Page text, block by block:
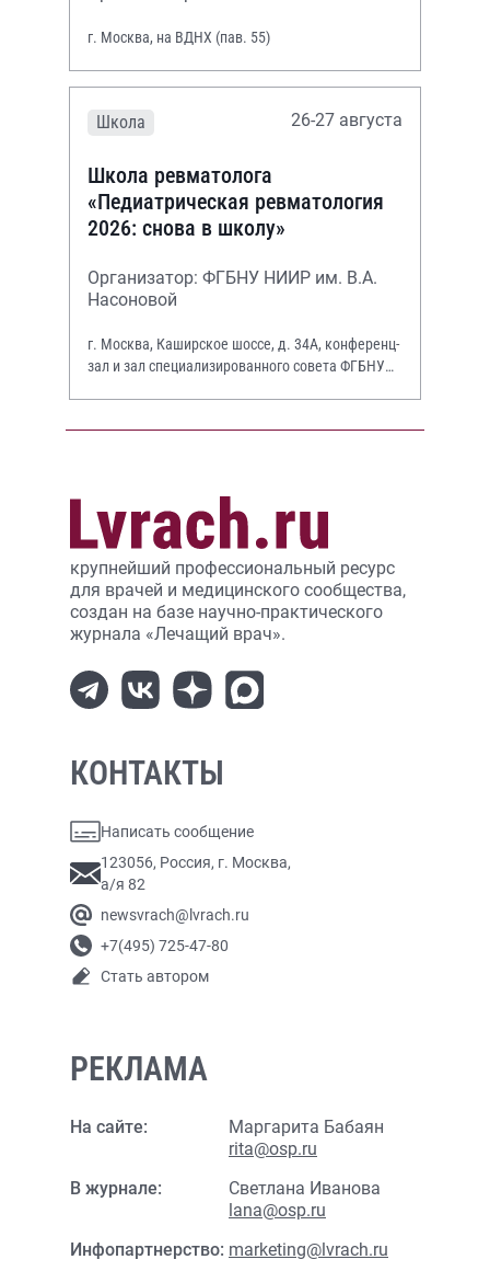
г. Москва, на ВДНХ (пав. 55)
Школа 26-27 августа
Школа ревматолога
«Педиатрическая ревматология
2026: снова в школу»
Организатор: ФГБНУ НИИР им. В.А.
Насоновой
г. Москва, Каширское шоссе, д. 34А, конференц-
зал и зал специализированного совета ФГБНУ
крупнейший профессиональный ресурс
для врачей и медицинского сообщества,
создан на базе научно-практического
журнала «Лечащий врач».
КОНТАКТЫ
Написать сообщение
123056, Россия, г. Москва,
а/я 82
newsvrach@lvrach.ru
+7(495) 725-47-80
Стать автором
РЕКЛАМА
На сайте:
Маргарита Бабаян
rita@osp.ru
В журнале:
Светлана Иванова
lana@osp.ru
Инфопартнерство: marketing@lvrach.ru